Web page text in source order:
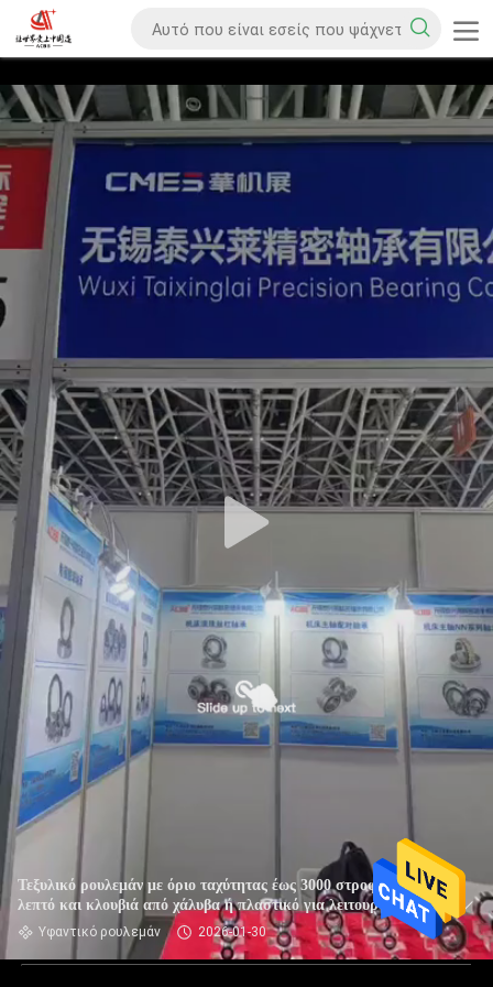
Τεξυλικό ρουλεμάν με όριο ταχύτητας έως 3000 στροφές ανά
λεπτό και κλουβιά από χάλυβα ή πλαστικό για λειτουργία
χαμηλού θορύβου σε εφαρμογές βαριάς χρήσης
Υφαντικό ρουλεμάν 2026-01-30